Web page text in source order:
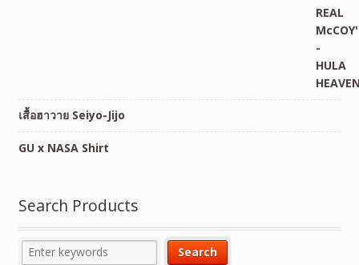
เสื้อฮาวาย Seiyo-Jijo
GU x NASA Shirt
Search Products